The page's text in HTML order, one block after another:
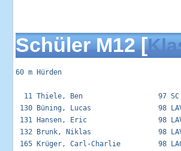
Schüler M12 [
60 m Hürden
11 Thiele, Ben
130 Büning, Lucas                98
131 Hansen, Eric                 98
132 Brunk, Niklas                98
165 Krüger, Carl-Charlie